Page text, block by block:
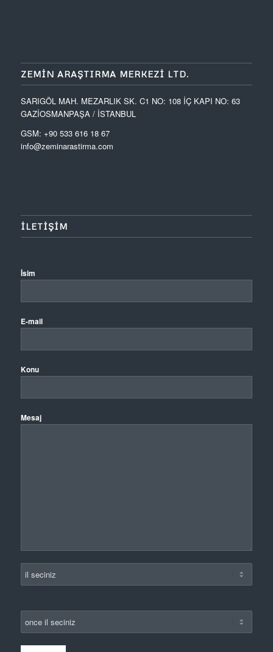
ZEMIN ARAŞTIRMA MERKEZI LTD.
SARIGÖL MAH. MEZARLIK SK. C1 NO: 108 İÇ KAPI NO: 63
GAZİOSMANPAŞA / İSTANBUL
GSM: +90 533 616 18 67
info@zeminarastirma.com
ILETIŞIM
İsim
E-mail
Konu
Mesaj